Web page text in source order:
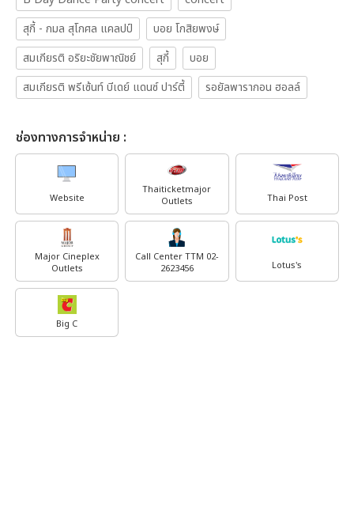
สุกี้ - กมล สุโกศล แคลปป์
บอย โกสิยพงษ์
สมเกียรติ อริยะชัยพาณิชย์
สุกี้
บอย
สมเกียรติ พรีเซ้นท์ บีเดย์ แดนซ์ ปาร์ตี้
รอยัลพารากอน ฮอลล์
ช่องทางการจำหน่าย :
Website
Thaiticketmajor
Outlets
Thai Post
Major Cineplex
Outlets
Call Center TTM 02-
2623456
Lotus's
Big C